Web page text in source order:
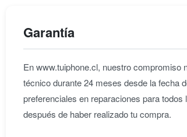
Garantía
En www.tuiphone.cl, nuestro
técnico durante 24 meses desde la fecha
preferenciales en reparaciones para
después de haber realizado tu compra.